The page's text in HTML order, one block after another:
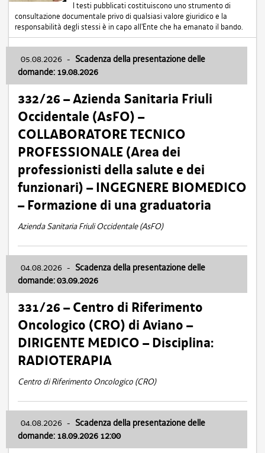
I testi pubblicati costituiscono uno strumento di
consultazione documentale privo di qualsiasi valore giuridico e la
responsabilità degli stessi è in capo all'Ente che ha emanato il bando.
05.08.2026 - Scadenza della presentazione delle
domande: 19.08.2026
332/26 – Azienda Sanitaria Friuli
Occidentale (AsFO) –
COLLABORATORE TECNICO
PROFESSIONALE (Area dei
professionisti della salute e dei
funzionari) – INGEGNERE BIOMEDICO
– Formazione di una graduatoria
Azienda Sanitaria Friuli Occidentale (AsFO)
04.08.2026 - Scadenza della presentazione delle
domande: 03.09.2026
331/26 – Centro di Riferimento
Oncologico (CRO) di Aviano –
DIRIGENTE MEDICO – Disciplina:
RADIOTERAPIA
Centro di Riferimento Oncologico (CRO)
04.08.2026 - Scadenza della presentazione delle
domande: 18.09.2026 12:00